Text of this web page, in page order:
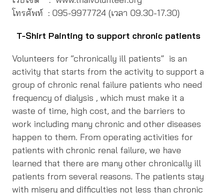
โทรศัพท์ : 095-9977724 (เวลา 09.30-17.30)
T-Shirt Painting to support chronic patients
Volunteers for “chronically ill patients” is an
activity that starts from the activity to support a
group of chronic renal failure patients who need
frequency of dialysis , which must make it a
waste of time, high cost, and the barriers to
work including many chronic and other diseases
happen to them. From operating activities for
patients with chronic renal failure, we have
learned that there are many other chronically ill
patients from several reasons. The patients stay
with misery and difficulties not less than chronic